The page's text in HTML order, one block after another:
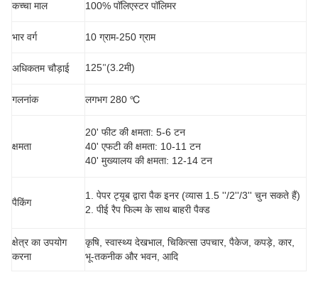
कच्चा माल 100% पॉलिएस्टर पॉलिमर
भार वर्ग 10 ग्राम-250 ग्राम
अधिकतम चौड़ाई 125"(3.2मी)
गलनांक लगभग 280 ℃
क्षमता
20' फीट की क्षमता: 5-6 टन
40' एफटी की क्षमता: 10-11 टन
40' मुख्यालय की क्षमता: 12-14 टन
पैकिंग
1. पेपर ट्यूब द्वारा पैक इनर (व्यास 1.5 ''/2''/3'' चुन सकते हैं)
2. पीई रैप फिल्म के साथ बाहरी पैक्ड
क्षेत्र का उपयोग
करना
कृषि, स्वास्थ्य देखभाल, चिकित्सा उपचार, पैकेज, कपड़े, कार,
भू-तकनीक और भवन, आदि